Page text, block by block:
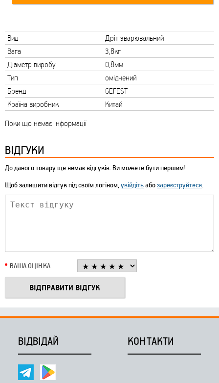
Вид
Дріт зварювальний
Вага
3,8кг
Діаметр виробу
0,8мм
Тип
оміднений
Бренд
GEFEST
Країна виробник
Китай
Поки що немає інформації
ВІДГУКИ
До даного товару ще немає відгуків. Ви можете бути першим!
Щоб залишити відгук під своїм логіном,увійдітьабозареєструйтеся.
ВАША ОЦІНКА
ВІДВІДАЙ КОНТАКТИ